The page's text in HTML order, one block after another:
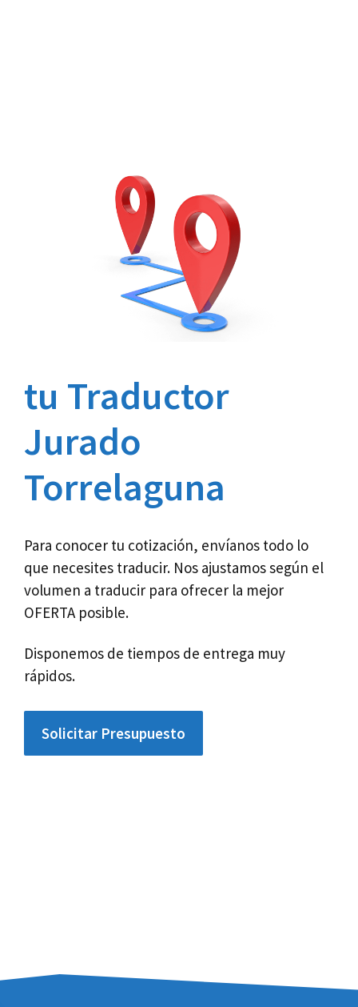
tu Traductor
Jurado
Torrelaguna
Para conocer tu cotización, envíanos todo lo
que necesites traducir. Nos ajustamos según el
volumen a traducir para ofrecer la mejor
OFERTA posible.
Disponemos de tiempos de entrega muy
rápidos.
Solicitar Presupuesto